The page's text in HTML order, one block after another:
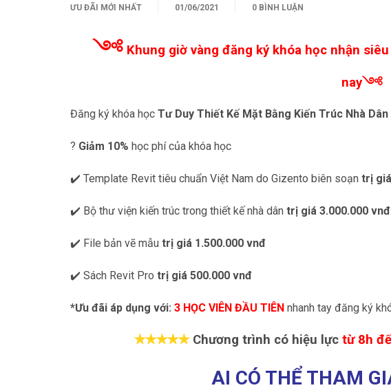
ƯU ĐÃI MỚI NHẤT
01/06/2021
0 BÌNH LUẬN
༺ Khung giờ vàng đăng ký khóa học nhận
nay༺
Đăng ký khóa học Tư Duy Thiết Kế Mặt Bằng Kiến Trúc Nhà
? Giảm 10% học phí của khóa học
✔️ Template Revit tiêu chuẩn Việt Nam do Gizento biên soạn trị
✔️ Bộ thư viện kiến trúc trong thiết kế nhà dân trị giá 3.000.000 vnđ
✔️ File bản vẽ mẫu trị giá 1.500.000 vnđ
✔️ Sách Revit Pro trị giá 500.000 vnđ
*Ưu đãi áp dụng với: 3 HỌC VIÊN ĐẦU TIÊN nhanh tay đăng ký
✯✯✯✯✯ Chương trình có hiệu lựctừ 8h
AI CÓ THỂ THAM